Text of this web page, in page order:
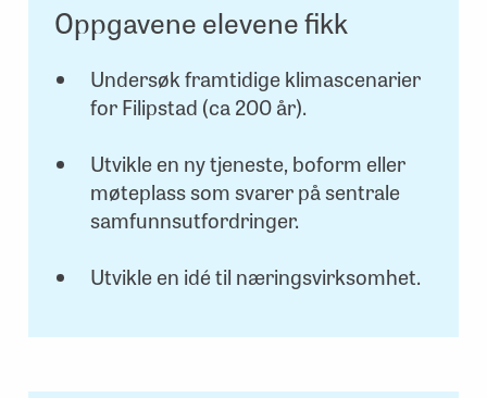
Oppgavene elevene fikk
Undersøk framtidige klimascenarier
for Filipstad (ca 200 år).
Utvikle en ny tjeneste, boform eller
møteplass som svarer på sentrale
samfunnsutfordringer.
Utvikle en idé til næringsvirksomhet.